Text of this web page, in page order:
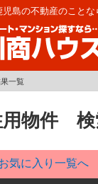
島の不動産のことな
一覧
用物件 検
気に入り一覧へ